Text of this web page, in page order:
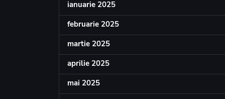
ianuarie 2025
februarie 2025
martie 2025
aprilie 2025
mai 2025